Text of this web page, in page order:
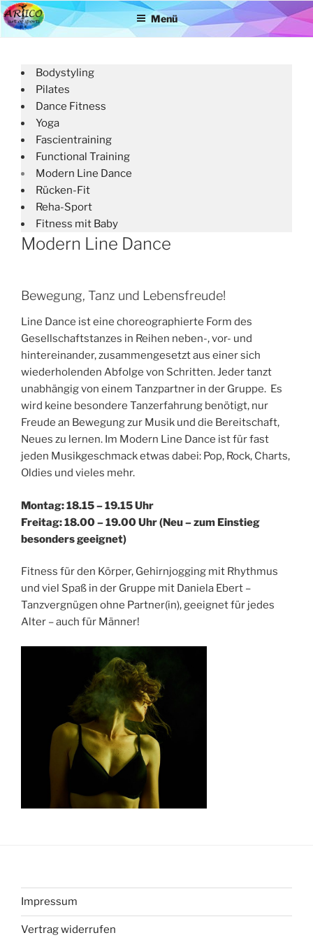
Zum
Inhalt
springen
Menü
Bodystyling
Pilates
Dance Fitness
Yoga
Fascientraining
Functional Training
Modern Line Dance
Rücken-Fit
Reha-Sport
Fitness mit Baby
Modern Line Dance
Bewegung, Tanz und Lebensfreude!
Line Dance ist eine choreographierte Form des
Gesellschaftstanzes in Reihen neben-, vor- und
hintereinander, zusammengesetzt aus einer sich
wiederholenden Abfolge von Schritten. Jeder tanzt
unabhängig von einem Tanzpartner in der Gruppe. Es
wird keine besondere Tanzerfahrung benötigt, nur
Freude an Bewegung zur Musik und die Bereitschaft,
Neues zu lernen. Im Modern Line Dance ist für fast
jeden Musikgeschmack etwas dabei: Pop, Rock, Charts,
Oldies und vieles mehr.
Montag: 18.15 – 19.15 Uhr
Freitag: 18.00 – 19.00 Uhr (Neu – zum Einstieg
besonders geeignet)
Fitness für den Körper, Gehirnjogging mit Rhythmus
und viel Spaß in der Gruppe mit Daniela Ebert –
Tanzvergnügen ohne Partner(in), geeignet für jedes
Alter – auch für Männer!
Impressum
Vertrag widerrufen